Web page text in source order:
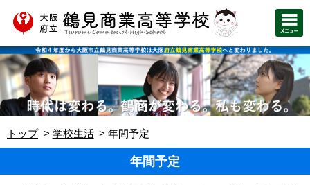
トップ 学校生活 年間予定
年間予定